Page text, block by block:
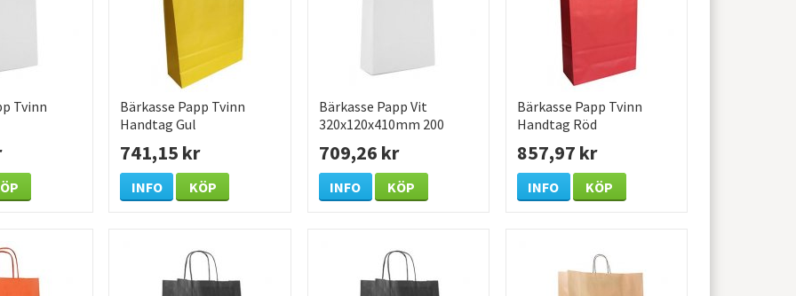
Tvinn
Bärkasse Papp Tvinn
Handtag Gul
/KRT
741,15 kr
INFO KÖP
Bärkasse Papp Vit
320x120x410mm 200
709,26 kr
INFO KÖP
Bärkasse Papp Tvinn
Handtag Röd
/KRT
857,97 kr
INFO KÖP